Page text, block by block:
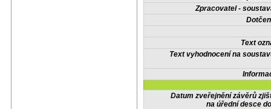
Zpracovatel -
Text
Text vyhodnocení na
Datum zveřejnění závěrů
na úřední desce